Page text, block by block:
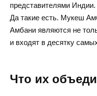
представителями Индии.
Да такие есть. Мукеш
Амбани являются не
и входят в десятку
Что их